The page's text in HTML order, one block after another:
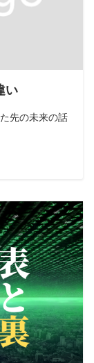
い
先の未来の話